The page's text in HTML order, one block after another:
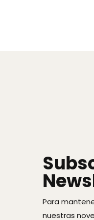
Para
nuestras